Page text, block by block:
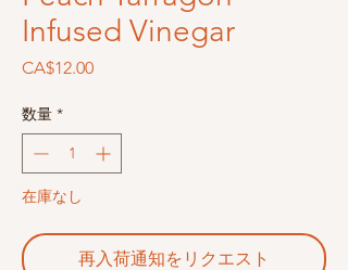
Infused Vinegar
CA$12.00価
数量 *
在庫なし
再入荷通知をリクエスト